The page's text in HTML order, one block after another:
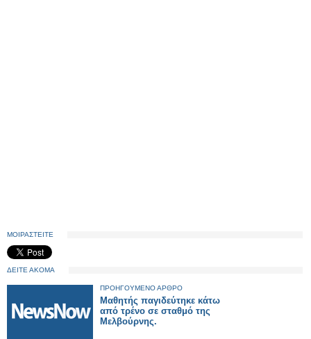
ΜΟΙΡΑΣΤΕΙΤΕ
ΔΕΙΤΕ ΑΚΟΜΑ
ΠΡΟΗΓΟΥΜΕΝΟ ΑΡΘΡΟ
Μαθητής παγιδεύτηκε κάτω
από τρένο σε σταθμό της
Μελβούρνης.